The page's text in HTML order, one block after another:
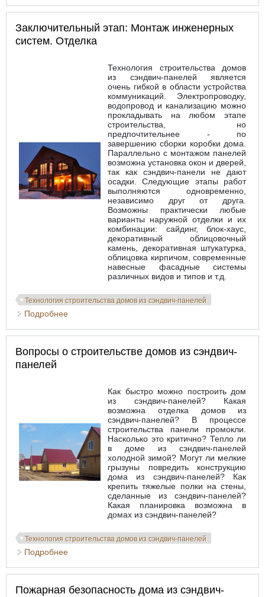
Заключительный этап: Монтаж инженерных
систем. Отделка
Технология строительства домов
из сэндвич-панелей является
очень гибкой в области устройства
коммуникаций. Электропроводку,
водопровод и канализацию можно
прокладывать на любом этапе
строительства, но
предпочтительнее - по
завершению сборки коробки дома.
Параллельно с монтажом панелей
возможна установка окон и дверей,
так как сэндвич-панели не дают
осадки. Следующие этапы работ
выполняются одновременно,
независимо друг от друга.
Возможны практически любые
варианты наружной отделки и их
комбинации: сайдинг, блок-хаус,
декоративный облицовочный
камень, декоративная штукатурка,
облицовка кирпичом, современные
навесные фасадные системы
различных видов и типов и т.д.
Технология строительства домов из сэндвич-панелей
Подробнее
Вопросы о строительстве домов из сэндвич-
панелей
Как быстро можно построить дом
из сэндвич-панелей? Какая
возможна отделка домов из
сэндвич-панелей? В процессе
строительства панели промокли.
Насколько это критично? Тепло ли
в доме из сэндвич-панелей
холодной зимой? Могут ли мелкие
грызуны повредить конструкцию
дома из сэндвич-панелей? Как
крепить тяжелые полки на стены,
сделанные из сэндвич-панелей?
Какая планировка возможна в
домах из сэндвич-панелей?
Технология строительства домов из сэндвич-панелей
Подробнее
Пожарная безопасность дома из сэндвич-